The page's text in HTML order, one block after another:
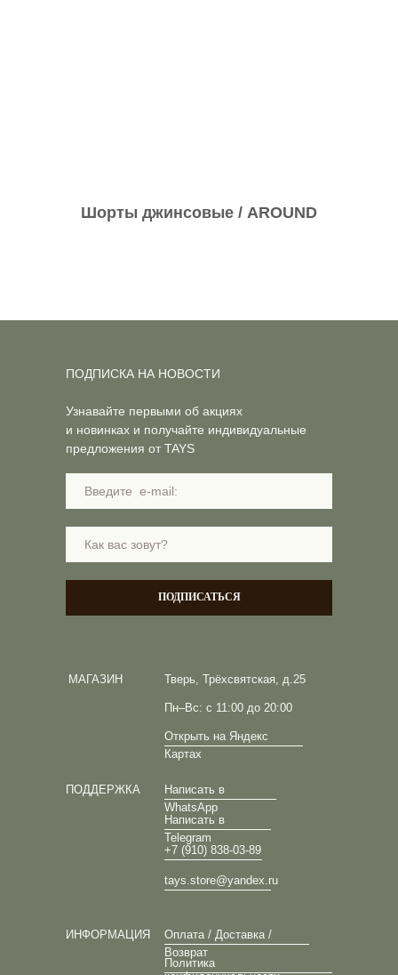
Шорты джинсовые / AROUND
Тверь, Трёхсвятская, д.25
Пн–Вс: с 11:00 до 20:00
Открыть на Яндекс
Картах
МАГАЗИН
ПОДДЕРЖКА
Написать в
WhatsApp
Написать в
Telegram
+7 (910) 838-03-89
tays.store@yandex.ru
ИНФОРМАЦИЯ
Оплата / Доставка /
Возврат
Политика
Узнавайте первыми об акциях
и новинках и получайте индивидуальные
предложения от TAYS
ПОДПИСАТЬСЯ
ПОДПИСКА НА НОВОСТИ